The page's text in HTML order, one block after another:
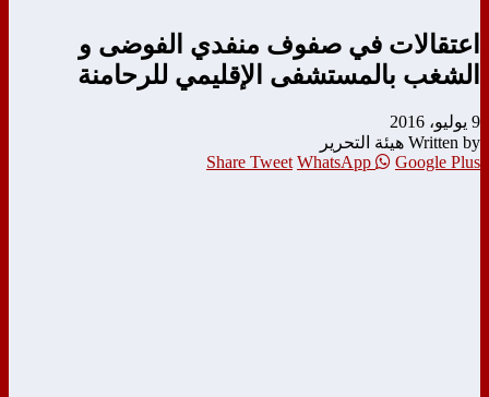
اعتقالات في صفوف منفدي الفوضى و
الشغب بالمستشفى الإقليمي للرحامنة
9 يوليو، 2016
Written by هيئة التحرير
Share Tweet WhatsApp Google Plus